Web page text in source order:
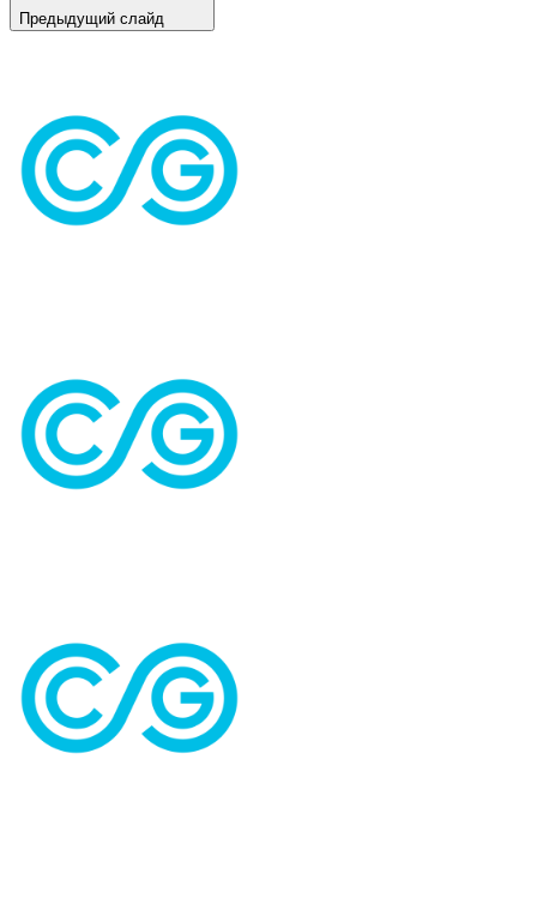
Предыдущий слайд